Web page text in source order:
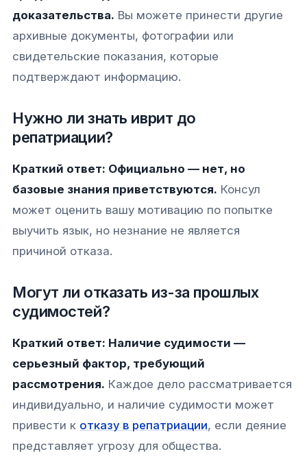
доказательства. Вы можете принести другие
архивные документы, фотографии или
свидетельские показания, которые
подтверждают информацию.
Нужно ли знать иврит до
репатриации?
Краткий ответ: Официально — нет, но
базовые знания приветствуются. Консул
может оценить вашу мотивацию по попытке
выучить язык, но незнание не является
причиной отказа.
Могут ли отказать из-за прошлых
судимостей?
Краткий ответ: Наличие судимости —
серьезный фактор, требующий
рассмотрения. Каждое дело рассматривается
индивидуально, и наличие судимости может
привести к отказу в репатриации, если деяние
представляет угрозу для общества.